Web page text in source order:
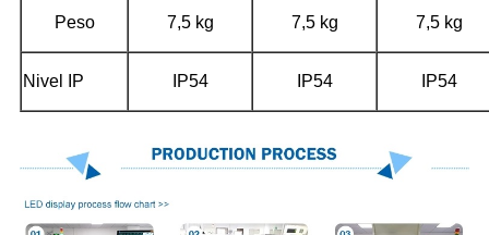
Peso 7,5 kg 7,5 kg 7,5 kg
Nivel IP IP54 IP54 IP54